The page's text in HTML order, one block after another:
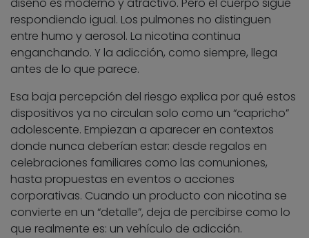
respondiendo igual. Los pulmones no distinguen
entre humo y aerosol. La nicotina continua
enganchando. Y la adicción, como siempre, llega
antes de lo que parece.
Esa baja percepción del riesgo explica por qué estos
dispositivos ya no circulan solo como un “capricho”
adolescente. Empiezan a aparecer en contextos
donde nunca deberían estar: desde regalos en
celebraciones familiares como las comuniones,
hasta propuestas en eventos o acciones
corporativas. Cuando un producto con nicotina se
convierte en un “detalle”, deja de percibirse como lo
que realmente es: un vehículo de adicción.